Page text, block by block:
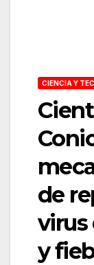
CIENCIA Y
de
virus
y